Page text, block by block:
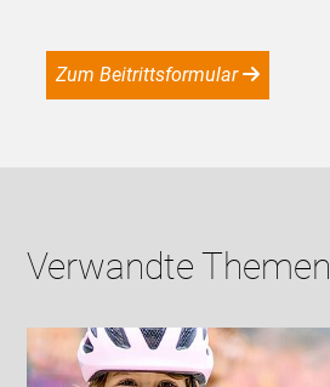
Zum Beitrittsformular
Verwandte Themen